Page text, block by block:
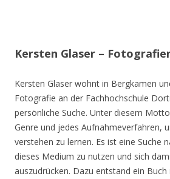
Kersten Glaser –
Kersten Glaser wohnt in Bergkamen
Fotografie an der Fachhochschule
persönliche Suche. Unter diesem
Genre und jedes Aufnahmeverfahren,
verstehen zu lernen. Es ist eine Suche
dieses Medium zu nutzen und sich
auszudrücken. Dazu entstand ein